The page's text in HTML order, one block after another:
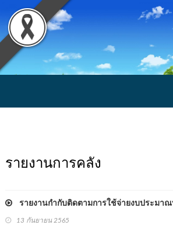
รายงานการคลัง
รายงานกำกับติดตามการใช้จ่ายงบประมาณ
13 กันยายน 2565